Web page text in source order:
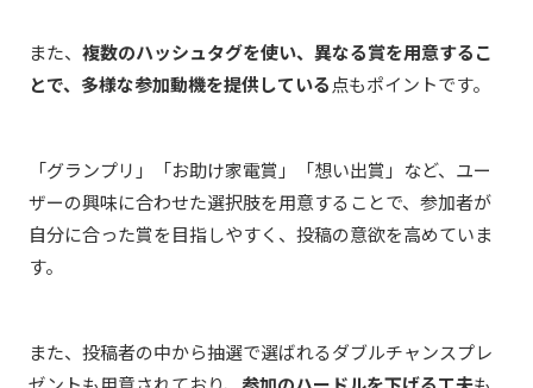
また、 複数のハッシュタグを使い、異なる賞を用意するこ
とで、多様な参加動機を提供している点もポイントです。
「グランプリ」「お助け家電賞」「想い出賞」など、ユー
ザーの興味に合わせた選択肢を用意することで、参加者が
自分に合った賞を目指しやすく、投稿の意欲を高めていま
す。
また、投稿者の中から抽選で選ばれるダブルチャンスプレ